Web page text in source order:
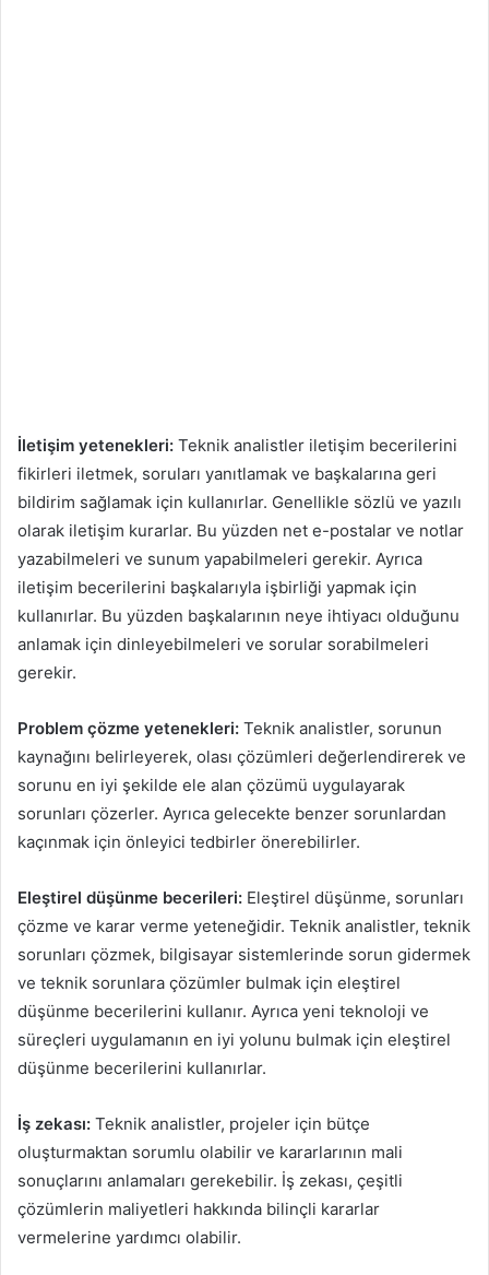
İletişim yetenekleri: Teknik analistler iletişim becerilerini
fikirleri iletmek, soruları yanıtlamak ve başkalarına geri
bildirim sağlamak için kullanırlar. Genellikle sözlü ve yazılı
olarak iletişim kurarlar. Bu yüzden net e-postalar ve notlar
yazabilmeleri ve sunum yapabilmeleri gerekir. Ayrıca
iletişim becerilerini başkalarıyla işbirliği yapmak için
kullanırlar. Bu yüzden başkalarının neye ihtiyacı olduğunu
anlamak için dinleyebilmeleri ve sorular sorabilmeleri
gerekir.
Problem çözme yetenekleri: Teknik analistler, sorunun
kaynağını belirleyerek, olası çözümleri değerlendirerek ve
sorunu en iyi şekilde ele alan çözümü uygulayarak
sorunları çözerler. Ayrıca gelecekte benzer sorunlardan
kaçınmak için önleyici tedbirler önerebilirler.
Eleştirel düşünme becerileri: Eleştirel düşünme, sorunları
çözme ve karar verme yeteneğidir. Teknik analistler, teknik
sorunları çözmek, bilgisayar sistemlerinde sorun gidermek
ve teknik sorunlara çözümler bulmak için eleştirel
düşünme becerilerini kullanır. Ayrıca yeni teknoloji ve
süreçleri uygulamanın en iyi yolunu bulmak için eleştirel
düşünme becerilerini kullanırlar.
İş zekası: Teknik analistler, projeler için bütçe
oluşturmaktan sorumlu olabilir ve kararlarının mali
sonuçlarını anlamaları gerekebilir. İş zekası, çeşitli
çözümlerin maliyetleri hakkında bilinçli kararlar
vermelerine yardımcı olabilir.